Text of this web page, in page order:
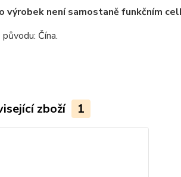
výrobek není samostaně funkčním
Čína.
zboží 1